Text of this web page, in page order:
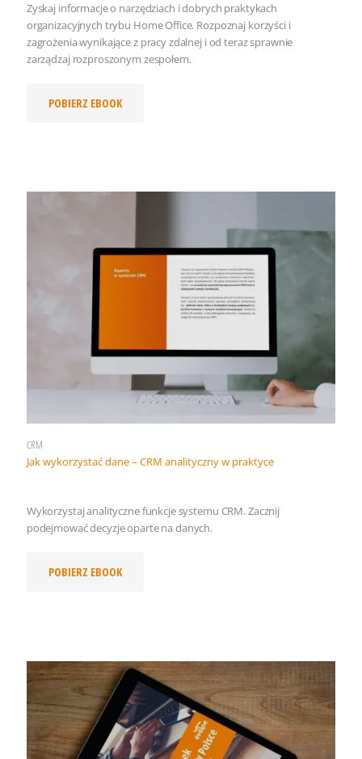
Zyskaj informacje o narzędziach i dobrych praktykach
organizacyjnych trybu Home Office. Rozpoznaj korzyści i
zagrożenia wynikające z pracy zdalnej i od teraz sprawnie
zarządzaj rozproszonym zespołem.
POBIERZ EBOOK
CRM
Jak wykorzystać dane – CRM analityczny w praktyce
Wykorzystaj analityczne funkcje systemu CRM. Zacznij
podejmować decyzje oparte na danych.
POBIERZ EBOOK